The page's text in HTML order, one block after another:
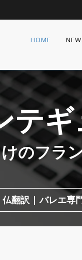
HOME
テ
のフラ
仏翻訳 | バレエ専